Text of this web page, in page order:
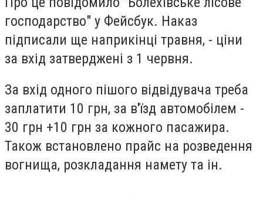
господарство" у Фейсбук. Наказ
підписали ще наприкінці травня, - ціни
за вхід затверджені з 1 червня.
За вхід одного пішого відвідувача треба
заплатити 10 грн, за в'їзд автомобілем -
30 грн +10 грн за кожного пасажира.
Також встановлено прайс на розведення
вогнища, розкладання намету та ін.